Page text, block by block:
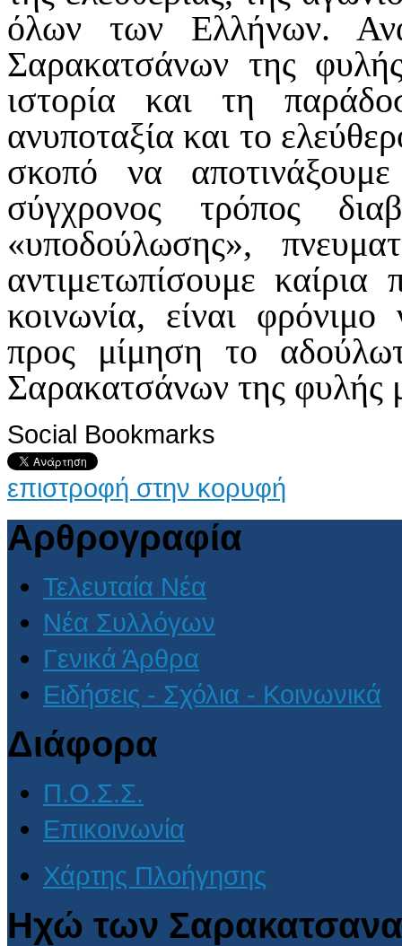
όλων των Ελλήνων.
Σαρακατσάνων της
ιστορία και τη
ανυποταξία και το
σκοπό να
σύγχρονος τρόπος
«υποδούλωσης»,
αντιμετωπίσουμε
κοινωνία, είναι
προς μίμηση το
Σαρακατσάνων της φυλής
Social Bookmarks
επιστροφή στην κορυφή
Αρθρογραφία
Τελευταία Νέα
Νέα Συλλόγων
Γενικά Άρθρα
Ειδήσεις - Σχόλια - Κοινωνικά
Διάφορα
Π.Ο.Σ.Σ.
Επικοινωνία
Χάρτης Πλοήγησης
Ηχώ των